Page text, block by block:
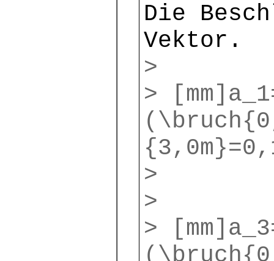
Die
Vektor.
>
>
>
>
>